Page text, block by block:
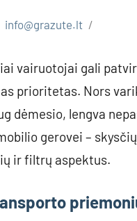
info@grazute.lt
vairuotojai gali
prioritetas. Nors
dėmesio, lengva
gerovei –
ir filtrų aspektus.